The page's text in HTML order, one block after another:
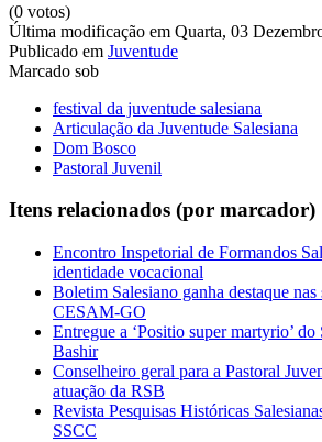
(0 votos)
Última modificação em Quarta, 03
Publicado em Juventude
Marcado sob
festival da juventude salesiana
Articulação da Juventude Salesiana
Dom Bosco
Pastoral Juvenil
Itens relacionados (por marcador)
Encontro Inspetorial de Formandos
identidade vocacional
Boletim Salesiano ganha destaque nas
CESAM-GO
Entregue a ‘Positio super martyrio’
Bashir
Conselheiro geral para a Pastoral
atuação da RSB
Revista Pesquisas Históricas
SSCC